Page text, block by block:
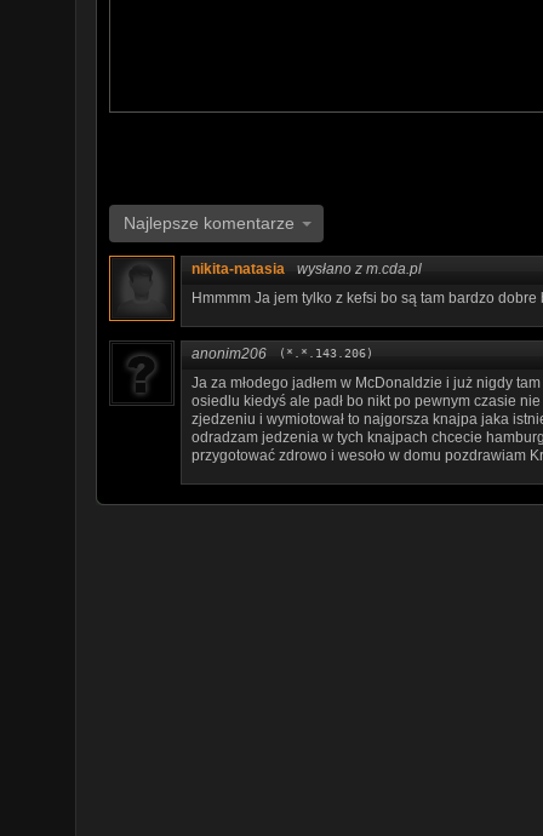
https://twitter.com/mediakraftpl
https://www.youtube.com/user/Mediakraftpolska
Film wyprodukowany przez:
ul. Nowy Świat 60/8, 00-357 Warszawa
Mediakraft PL Sp. z o.o. is a subsidiary of Mediakraft
Najlepsze komentarze
nikita-natasia wysłano z m.cda.pl
Hmmmm Ja jem tylko z kefsi bo są tam bardzo dobre
anonim206 (*.*.143.206)
Ja za młodego jadłem w McDonaldzie i już nigdy
osiedlu kiedyś ale padł bo nikt po pewnym czasie
zjedzeniu i wymiotował to najgorsza knajpa jaka
odradzam jedzenia w tych knajpach chcecie
przygotować zdrowo i wesoło w domu pozdrawiam